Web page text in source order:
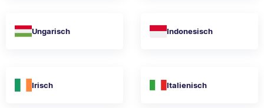
Ungarisch Indonesisch
Irisch Italienisch